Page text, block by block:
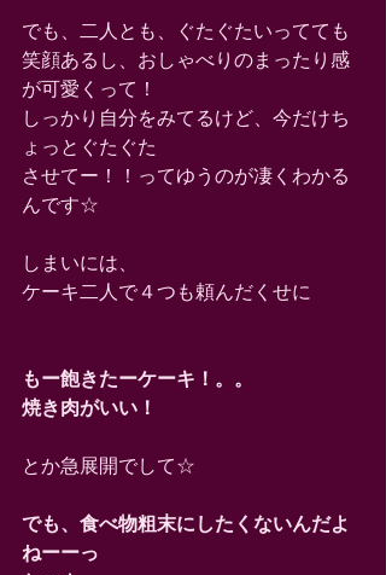
でも、二人とも、ぐたぐたいってても
笑顔あるし、おしゃべりのまったり感
が可愛くって！
しっかり自分をみてるけど、今だけち
ょっとぐたぐた
させてー！！ってゆうのが凄くわかる
んです☆
しまいには、
ケーキ二人で４つも頼んだくせに
もー飽きたーケーキ！。。
焼き肉がいい！
とか急展開でして☆
でも、食べ物粗末にしたくないんだよ
ねーーっ